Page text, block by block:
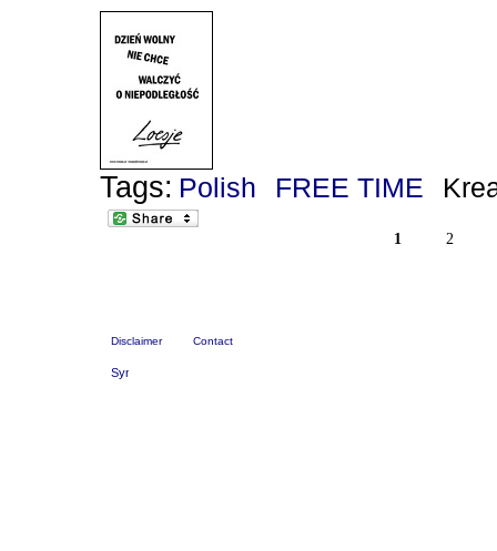
Tags: Polish FREE TIME
1 2
Disclaimer Contact